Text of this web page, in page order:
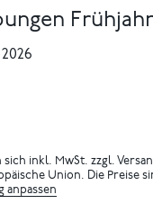
sich inkl. MwSt. zzgl.
Union. Die Preise
anpassen